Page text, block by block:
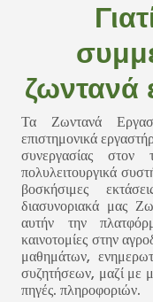
ζωντανά
Τα Ζωντανά
επιστημονικά
συνεργασίας
πολυλειτουργικά
βοσκήσιμες
διασυνοριακά μας
αυτήν την
καινοτομίες στην
μαθημάτων,
συζητήσεων, μαζί με
πηγές. πληροφοριών.